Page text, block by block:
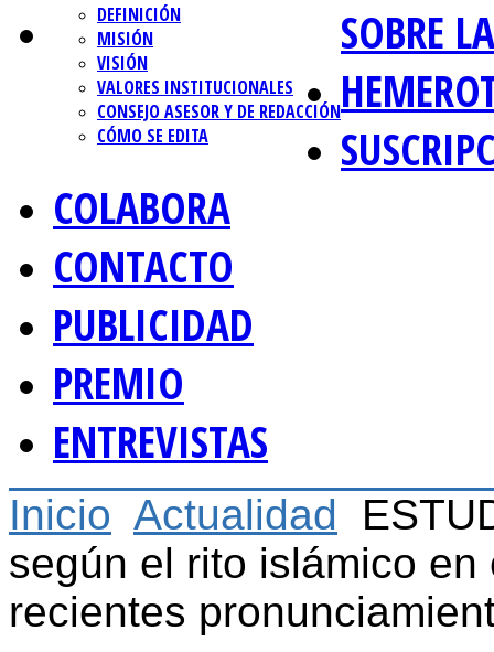
SOBRE
DEFINICIÓN
MISIÓN
VISIÓN
VALORES INSTITUCIONALES
CONSEJO ASESOR Y DE REDACCIÓN
CÓMO SE EDITA
COLABORA
CONTACTO
PUBLICIDAD
PREMIO
ENTREVISTAS
Inicio Actualidad
según el rito islámico
recientes